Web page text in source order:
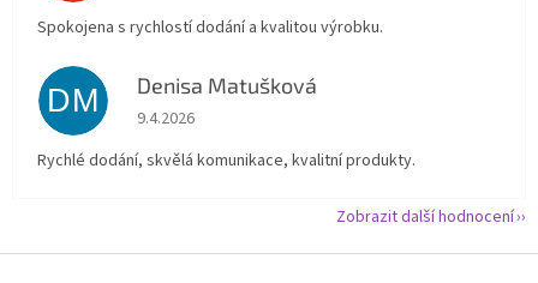
Spokojena s rychlostí dodání a kvalitou výrobku.
DM Denisa Matušková
Hodnocení obchodu je 5 z 5 hvězdiček.
9.4.2026
Rychlé dodání, skvělá komunikace, kvalitní produkty.
Zobrazit další hodnocení